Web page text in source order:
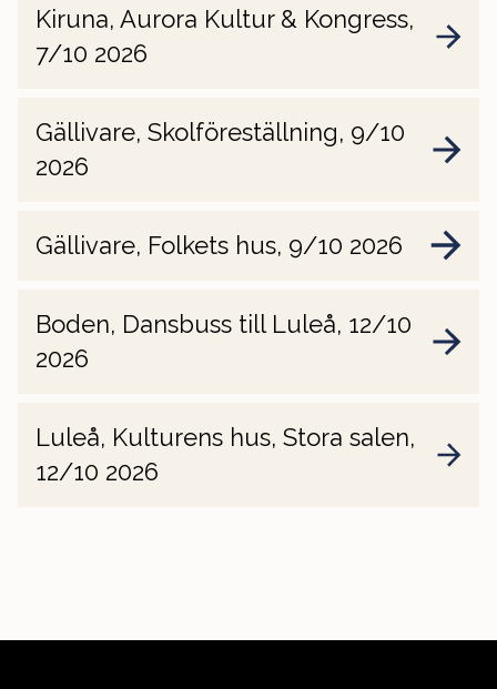
Kiruna, Aurora Kultur & Kongress,
7/10 2026
Gällivare, Skolföreställning, 9/10
2026
Gällivare, Folkets hus, 9/10 2026
Boden, Dansbuss till Luleå, 12/10
2026
Luleå, Kulturens hus, Stora salen,
12/10 2026